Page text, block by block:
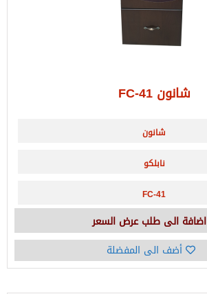
شانون FC-41
شانون
نابلكو
FC-41
اضافة الى طلب عرض السعر
أضف الى المفضلة